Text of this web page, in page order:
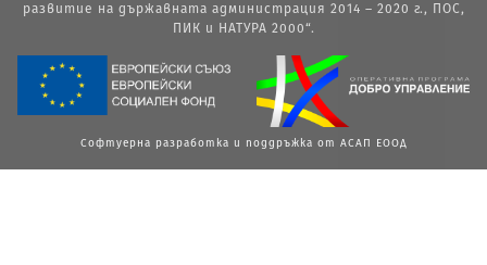
развитие на държавната администрация 2014 – 2020 г., ПОС,
ПИК и НАТУРА 2000“.
Софтуерна разработка и поддръжка от АСАП ЕООД